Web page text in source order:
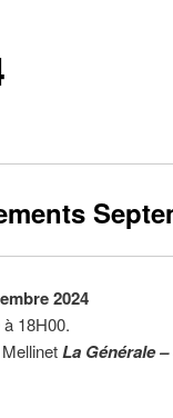
2024
18H00.
La Générale